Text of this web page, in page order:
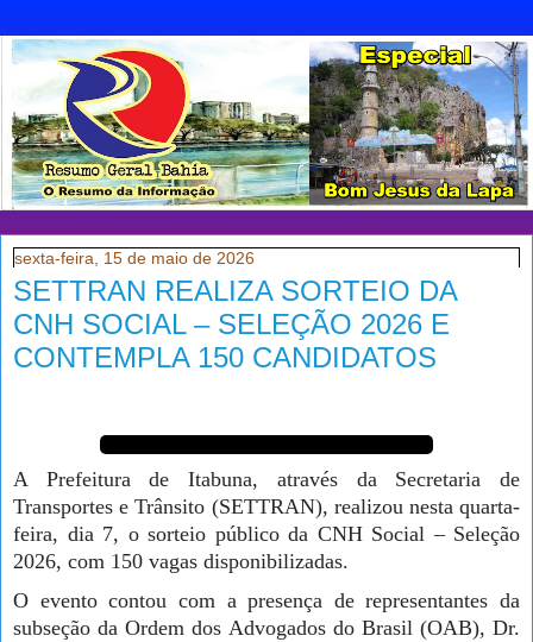
sexta-feira, 15 de maio de 2026
SETTRAN REALIZA SORTEIO DA
CNH SOCIAL – SELEÇÃO 2026 E
CONTEMPLA 150 CANDIDATOS
A Prefeitura de Itabuna, através da Secretaria de
Transportes e Trânsito (SETTRAN), realizou nesta quarta-
feira, dia 7, o sorteio público da CNH Social – Seleção
2026, com 150 vagas disponibilizadas.
O evento contou com a presença de representantes da
subseção da Ordem dos Advogados do Brasil (OAB), Dr.